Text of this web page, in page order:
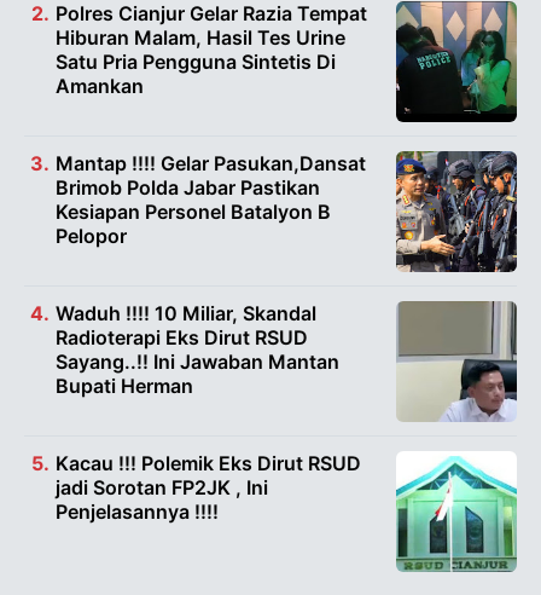
Polres Cianjur Gelar Razia Tempat
Hiburan Malam, Hasil Tes Urine
Satu Pria Pengguna Sintetis Di
Amankan
Mantap !!!! Gelar Pasukan,Dansat
Brimob Polda Jabar Pastikan
Kesiapan Personel Batalyon B
Pelopor
Waduh !!!! 10 Miliar, Skandal
Radioterapi Eks Dirut RSUD
Sayang..!! Ini Jawaban Mantan
Bupati Herman
Kacau !!! Polemik Eks Dirut RSUD
jadi Sorotan FP2JK , Ini
Penjelasannya !!!!